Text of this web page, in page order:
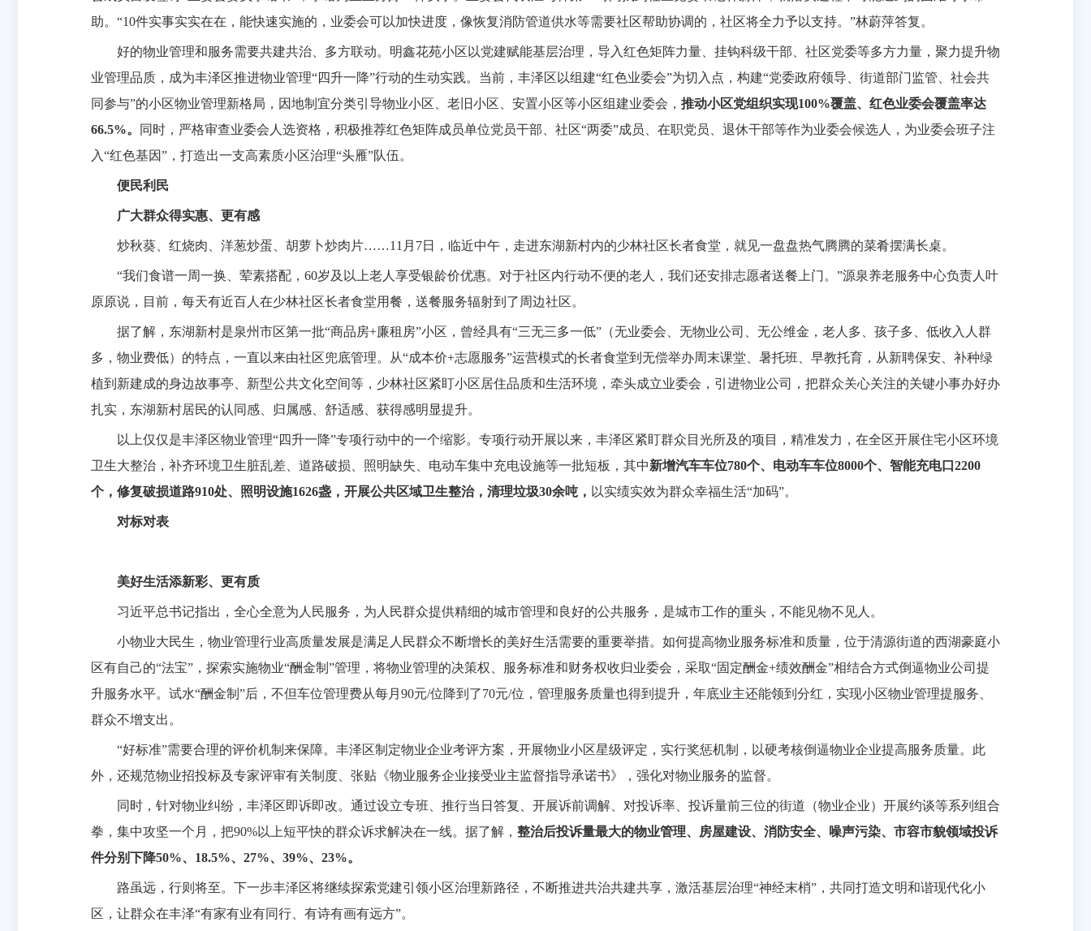
助。“10件实事实实在在，能快速实施的，业委会可以加快进度，像恢复消防管道供水等需要社区帮助协调的，社区将全力予以支持。”林蔚萍答复。
好的物业管理和服务需要共建共治、多方联动。明鑫花苑小区以党建赋能基层治理，导入红色矩阵力量、挂钩科级干部、社区党委等多方力量，聚力提升物
业管理品质，成为丰泽区推进物业管理“四升一降”行动的生动实践。当前，丰泽区以组建“红色业委会”为切入点，构建“党委政府领导、街道部门监管、社会共
同参与”的小区物业管理新格局，因地制宜分类引导物业小区、老旧小区、安置小区等小区组建业委会， 推动小区党组织实现100%覆盖、红色业委会覆盖率达
66.5%。
同时，严格审查业委会人选资格，积极推荐红色矩阵成员单位党员干部、社区“两委”成员、在职党员、退休干部等作为业委会候选人，为业委会班子注
入“红色基因”，打造出一支高素质小区治理“头雁”队伍。
便民利民
广大群众得实惠、更有感
炒秋葵、红烧肉、洋葱炒蛋、胡萝卜炒肉片……11月7日，临近中午，走进东湖新村内的少林社区长者食堂，就见一盘盘热气腾腾的菜肴摆满长桌。
“我们食谱一周一换、荤素搭配，60岁及以上老人享受银龄价优惠。对于社区内行动不便的老人，我们还安排志愿者送餐上门。”源泉养老服务中心负责人叶
原原说，目前，每天有近百人在少林社区长者食堂用餐，送餐服务辐射到了周边社区。
据了解，东湖新村是泉州市区第一批“商品房+廉租房”小区，曾经具有“三无三多一低”（无业委会、无物业公司、无公维金，老人多、孩子多、低收入人群
多，物业费低）的特点，一直以来由社区兜底管理。从“成本价+志愿服务”运营模式的长者食堂到无偿举办周末课堂、暑托班、早教托育，从新聘保安、补种绿
植到新建成的身边故事亭、新型公共文化空间等，少林社区紧盯小区居住品质和生活环境，牵头成立业委会，引进物业公司，把群众关心关注的关键小事办好办
扎实，东湖新村居民的认同感、归属感、舒适感、获得感明显提升。
以上仅仅是丰泽区物业管理“四升一降”专项行动中的一个缩影。专项行动开展以来，丰泽区紧盯群众目光所及的项目，精准发力，在全区开展住宅小区环境
卫生大整治，补齐环境卫生脏乱差、道路破损、照明缺失、电动车集中充电设施等一批短板，其中新增汽车车位780个、电动车车位8000个、智能充电口2200
个，修复破损道路910处、照明设施1626盏，开展公共区域卫生整治，清理垃圾30余吨， 以实绩实效为群众幸福生活“加码”。
对标对表
美好生活添新彩、更有质
习近平总书记指出，全心全意为人民服务，为人民群众提供精细的城市管理和良好的公共服务，是城市工作的重头，不能见物不见人。
小物业大民生，物业管理行业高质量发展是满足人民群众不断增长的美好生活需要的重要举措。如何提高物业服务标准和质量，位于清源街道的西湖豪庭小
区有自己的“法宝”，探索实施物业“酬金制”管理，将物业管理的决策权、服务标准和财务权收归业委会，采取“固定酬金+绩效酬金”相结合方式倒逼物业公司提
升服务水平。试水“酬金制”后，不但车位管理费从每月90元/位降到了70元/位，管理服务质量也得到提升，年底业主还能领到分红，实现小区物业管理提服务、
群众不增支出。
“好标准”需要合理的评价机制来保障。丰泽区制定物业企业考评方案，开展物业小区星级评定，实行奖惩机制，以硬考核倒逼物业企业提高服务质量。此
外，还规范物业招投标及专家评审有关制度、张贴《物业服务企业接受业主监督指导承诺书》，强化对物业服务的监督。
同时，针对物业纠纷，丰泽区即诉即改。通过设立专班、推行当日答复、开展诉前调解、对投诉率、投诉量前三位的街道（物业企业）开展约谈等系列组合
拳，集中攻坚一个月，把90%以上短平快的群众诉求解决在一线。据了解， 整治后投诉量最大的物业管理、房屋建设、消防安全、噪声污染、市容市貌领域投诉
件分别下降50%、18.5%、27%、39%、23%。
路虽远，行则将至。下一步丰泽区将继续探索党建引领小区治理新路径，不断推进共治共建共享，激活基层治理“神经末梢”，共同打造文明和谐现代化小
区，让群众在丰泽“有家有业有同行、有诗有画有远方”。